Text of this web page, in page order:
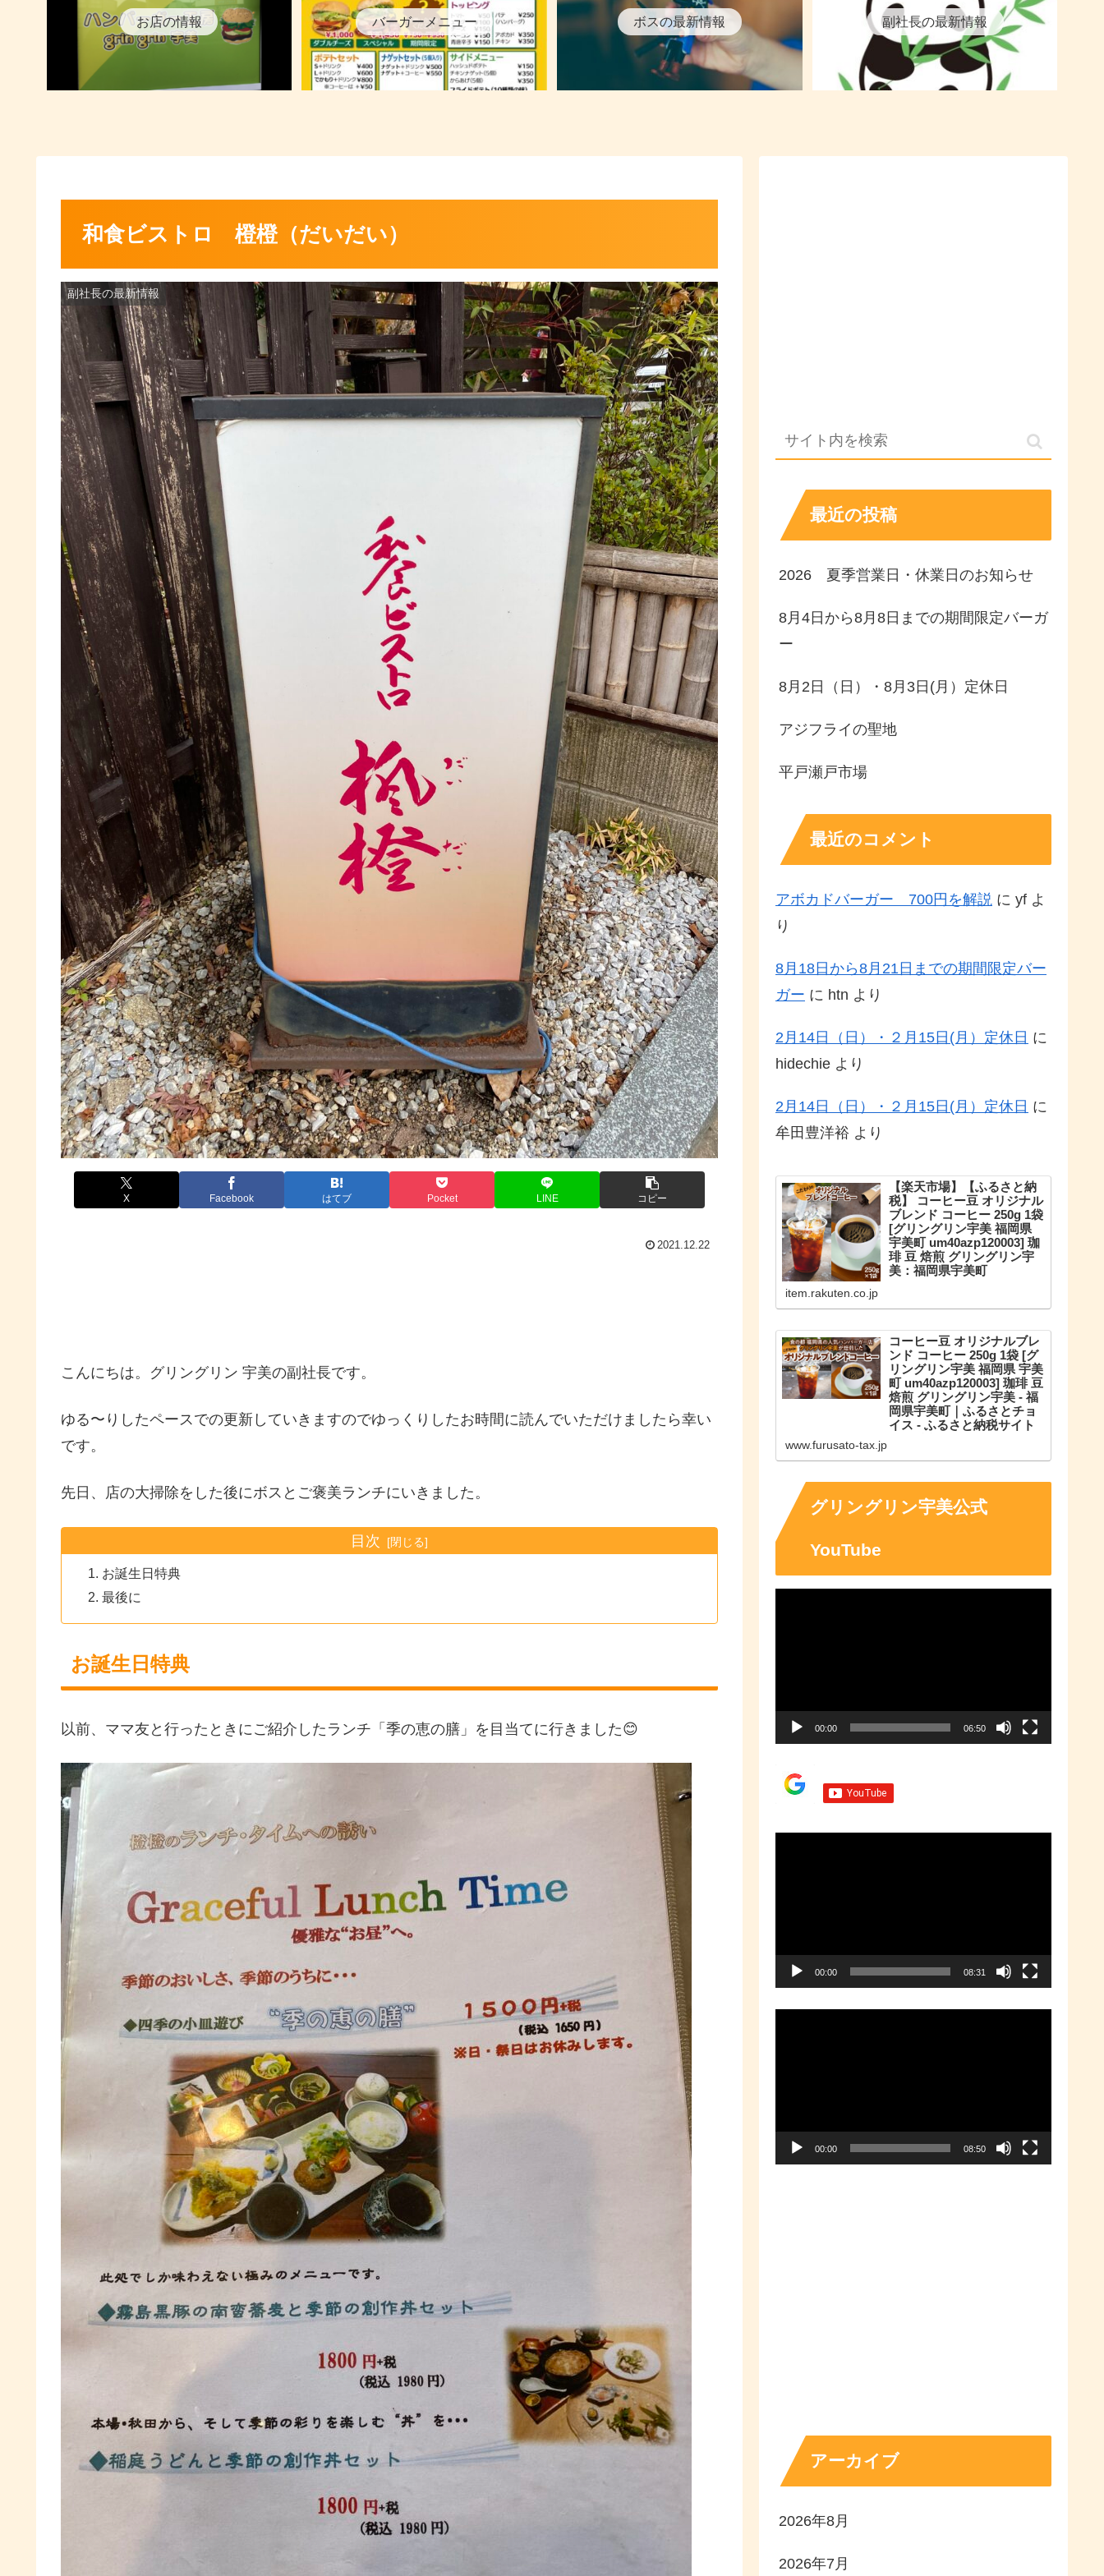
お店の情報 バーガーメニュー ボスの最新情報 副社長の最新情報
和食ビストロ 橙橙（だいだい）
副社長の最新情報
X Facebook はてブ Pocket LINE コピー
2021.12.22
こんにちは。グリングリン 宇美の副社長です。
ゆる〜りしたペースでの更新していきますのでゆっくりしたお時間に読んでいただけましたら幸い
です。
先日、店の大掃除をした後にボスとご褒美ランチにいきました。
目次
お誕生日特典
最後に
お誕生日特典
以前、ママ友と行ったときにご紹介したランチ「季の恵の膳」を目当てに行きました😊
最近の投稿
2026 夏季営業日・休業日のお知らせ
8月4日から8月8日までの期間限定バーガ
ー
8月2日（日）・8月3日(月）定休日
アジフライの聖地
平戸瀬戸市場
最近のコメント
アボカドバーガー 700円を解説 に yf よ
り
8月18日から8月21日までの期間限定バー
ガー に htn より
2月14日（日）・２月15日(月）定休日 に
hidechie より
2月14日（日）・２月15日(月）定休日 に
牟田豊洋裕 より
【楽天市場】【ふるさと納
税】 コーヒー豆 オリジナル
ブレンド コーヒー 250g 1袋
[グリングリン宇美 福岡県
宇美町 um40azp120003] 珈
琲 豆 焙煎 グリングリン宇
美：福岡県宇美町
ジナルブレンド コーヒー 250g 1袋
item.rakuten.co.jp
コーヒー豆 オリジナルブレ
ンド コーヒー 250g 1袋 [グ
リングリン宇美 福岡県 宇美
町 um40azp120003] 珈琲 豆
焙煎 グリングリン宇美 - 福
岡県宇美町｜ふるさとチョ
イス - ふるさと納税サイト
満載のふるさと納税No.1サイト
の魅力を知ったうえで、あなたが
応援したい地域に簡単・便利にふ
るさと納税で寄付ができます。
www.furusato-tax.jp
グリングリン宇美公式
YouTube
00:00 06:50
00:00 08:31
00:00 08:50
アーカイブ
2026年8月
2026年7月